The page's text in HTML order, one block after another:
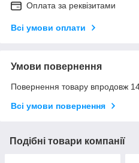
Оплата за реквізитами
Всі умови оплати
Умови повернення
Повернення товару впродовж
Всі умови повернення
Подібні товари компанії